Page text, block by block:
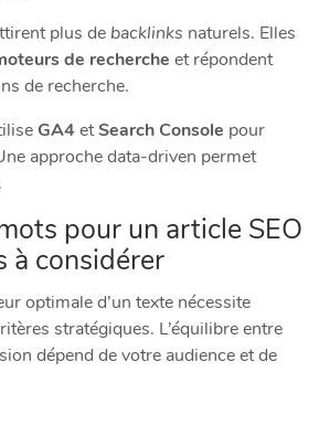
plus de backlinks naturels. Elles
de recherche et répondent
de recherche.
GA4etSearch Console pour
approche data-driven permet
pour un article SEO
à considérer
optimale d’un texte nécessite
stratégiques. L’équilibre entre
dépend de votre audience et de